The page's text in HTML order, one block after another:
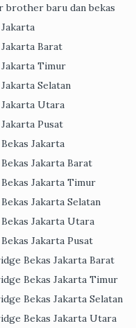
brother baru dan bekas
Barat
Timur
Selatan
Utara
Pusat
Jakarta
Jakarta Barat
Jakarta Timur
Jakarta Selatan
Jakarta Utara
Jakarta Pusat
Bekas Jakarta Barat
Bekas Jakarta Timur
Bekas Jakarta Selatan
Bekas Jakarta Utara